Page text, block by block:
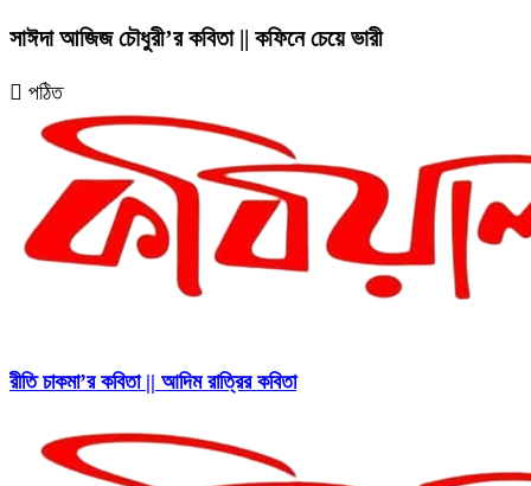
সাঈদা আজিজ চৌধুরী’র কবিতা || কফিনে চেয়ে ভারী
পঠিত
রীতি চাকমা’র কবিতা || আদিম রাত্রির কবিতা